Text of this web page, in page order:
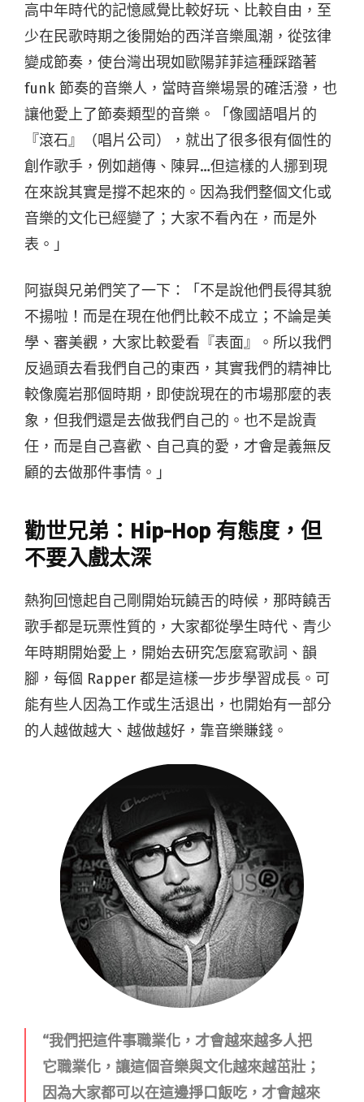
高中年時代的記憶感覺比較好玩、比較自由，至
少在民歌時期之後開始的西洋音樂風潮，從弦律
變成節奏，使台灣出現如歐陽菲菲這種踩踏著
funk 節奏的音樂人，當時音樂場景的確活潑，也
讓他愛上了節奏類型的音樂。「像國語唱片的
『滾石』（唱片公司），就出了很多很有個性的
創作歌手，例如趙傳、陳昇…但這樣的人挪到現
在來說其實是撐不起來的。因為我們整個文化或
音樂的文化已經變了；大家不看內在，而是外
表。」
阿嶽與兄弟們笑了一下：「不是說他們長得其貌
不揚啦！而是在現在他們比較不成立；不論是美
學、審美觀，大家比較愛看『表面』。所以我們
反過頭去看我們自己的東西，其實我們的精神比
較像魔岩那個時期，即使說現在的市場那麼的表
象，但我們還是去做我們自己的。也不是說責
任，而是自己喜歡、自己真的愛，才會是義無反
顧的去做那件事情。」
勸世兄弟：Hip-Hop 有態度，但
不要入戲太深
熱狗回憶起自己剛開始玩饒舌的時候，那時饒舌
歌手都是玩票性質的，大家都從學生時代、青少
年時期開始愛上，開始去研究怎麼寫歌詞、韻
腳，每個 Rapper 都是這樣一步步學習成長。可
能有些人因為工作或生活退出，也開始有一部分
的人越做越大、越做越好，靠音樂賺錢。
“我們把這件事職業化，才會越來越多人把
它職業化，讓這個音樂與文化越來越茁壯；
因為大家都可以在這邊掙口飯吃，才會越來